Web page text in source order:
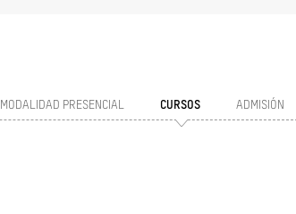
PRESENCIAL CURSOS ADMISIÓN